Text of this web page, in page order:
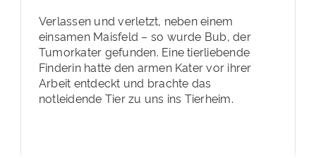
Verlassen und verletzt, neben einem
einsamen Maisfeld – so wurde Bub, der
Tumorkater gefunden. Eine tierliebende
Finderin hatte den armen Kater vor ihrer
Arbeit entdeckt und brachte das
notleidende Tier zu uns ins Tierheim.